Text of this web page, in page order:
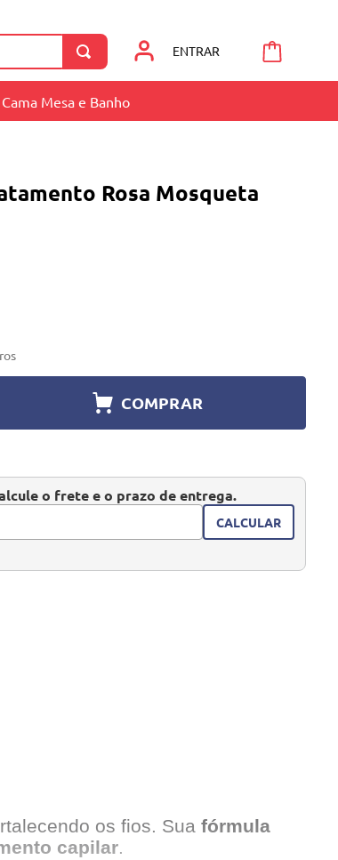
ENTRAR
Cama Mesa e Banho
Rosa Mosqueta
COMPRAR
o frete e o prazo de entrega.
CALCULAR
os fios. Sua fórmula
capilar.